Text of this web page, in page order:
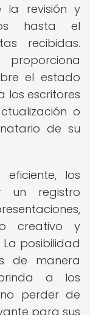
la revisión y
hasta el
recibidas.
el estado
los escritores
o
de su
los
un registro
creativo y
posibilidad
de manera
a los
perder de
para sus